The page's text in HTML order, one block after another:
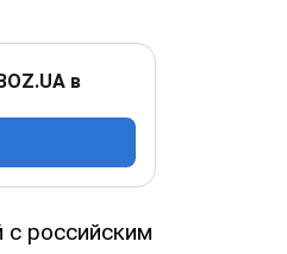
в
с российским